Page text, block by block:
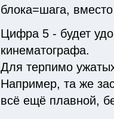
блока=шага,
Цифра 5 - будет
кинематографа.
Для терпимо
Например, та же
всё ещё плавной,